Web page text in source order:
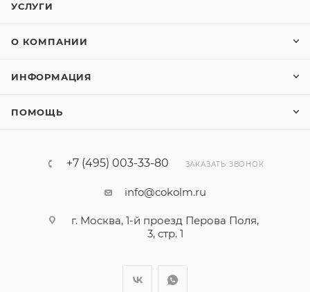
УСЛУГИ
О КОМПАНИИ
ИНФОРМАЦИЯ
ПОМОЩЬ
+7 (495) 003-33-80 ЗАКАЗАТЬ ЗВОНОК
info@cokolm.ru
г. Москва, 1-й проезд Перова Поля,
3, стр. 1